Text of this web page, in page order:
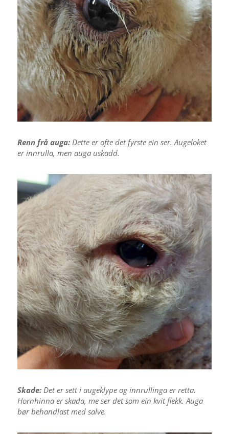
Renn frå auga:Dette er ofte det fyrste ein ser. Augeloket
er innrulla, men auga uskadd.
Skade:Det er sett i augeklype og innrullinga er retta.
Hornhinna er skada, me ser det som ein kvit flekk. Auga
bør behandlast med salve.